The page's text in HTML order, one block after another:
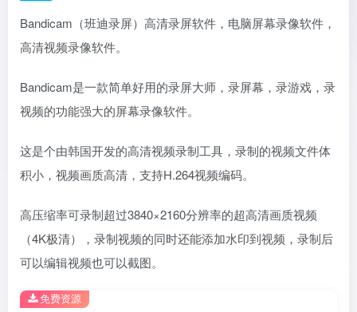
Bandicam（班迪录屏）高清录屏软件，电脑屏幕录像软件，
高清视频录像软件。
Bandicam是一款简单好用的录屏大师，录屏幕，录游戏，录
视频的功能强大的屏幕录像软件。
这是个由韩国开发的高清视频录制工具，录制的视频文件体
积小，视频画质高清，支持H.264视频编码。
高压缩率可录制超过3840×2160分辨率的超高清画质视频
（4K极清），录制视频的同时还能添加水印到视频，录制后
可以编辑视频也可以截图。
免费资源